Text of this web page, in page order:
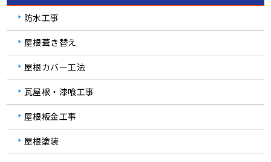
防水工事
屋根葺き替え
屋根カバー工法
瓦屋根・漆喰工事
屋根板金工事
屋根塗装